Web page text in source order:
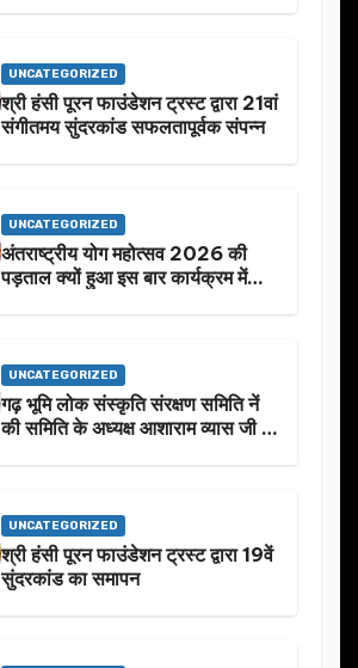
UNCATEGORIZED
श्री हंसी पूरन फाउंडेशन ट्रस्ट द्वारा 21वां
संगीतमय सुंदरकांड सफलतापूर्वक संपन्न
UNCATEGORIZED
अंतराष्ट्रीय योग महोत्सव 2026 की
पड़ताल क्यों हुआ इस बार कार्यक्रम में
UNCATEGORIZED
गढ़ भूमि लोक संस्कृति संरक्षण समिति नें
की समिति के अध्यक्ष आशाराम व्यास जी के
UNCATEGORIZED
श्री हंसी पूरन फाउंडेशन ट्रस्ट द्वारा 19वें
सुंदरकांड का समापन